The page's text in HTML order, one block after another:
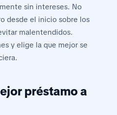
sin intereses. No
desde el inicio sobre los
malentendidos.
y elige la que mejor se
préstamo a